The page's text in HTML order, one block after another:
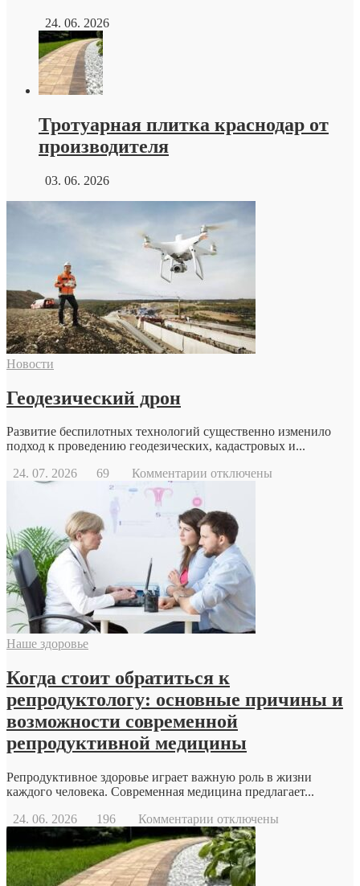
24. 06. 2026
Тротуарная плитка краснодар от
производителя
03. 06. 2026
Новости
Геодезический дрон
Развитие беспилотных технологий существенно изменило
подход к проведению геодезических, кадастровых и...
24. 07. 2026
69 Комментарии к
дрон
отключены
Наше здоровье
Когда стоит обратиться к
репродуктологу: основные причины и
возможности современной
репродуктивной медицины
Репродуктивное здоровье играет важную роль в жизни
каждого человека. Современная медицина предлагает...
24. 06. 2026
196 Комментарии к
записи
Когда
стоит
обратиться
отключены